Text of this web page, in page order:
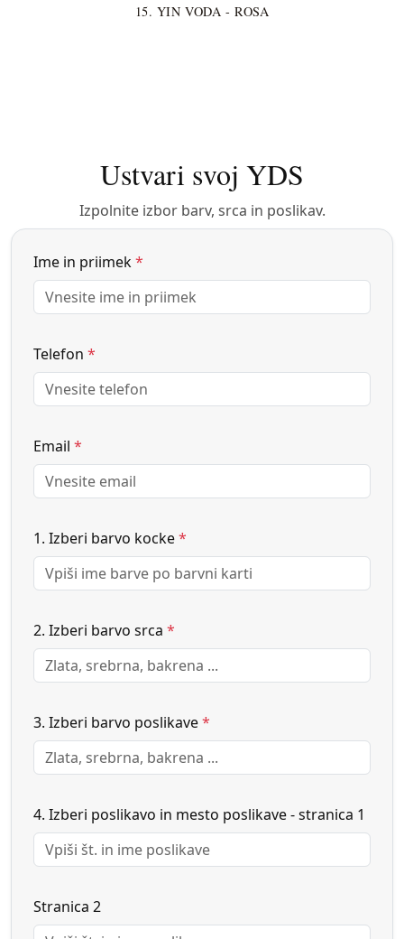
15. YIN VODA - ROSA
Ustvari svoj YDS
Izpolnite izbor barv, srca in poslikav.
Ime in priimek*
Telefon *
Email *
1. Izberi barvo kocke*
2. Izberi barvo srca *
3. Izberi barvo poslikave*
4. Izberi poslikavo in mesto poslikave - stranica 1
Stranica 2